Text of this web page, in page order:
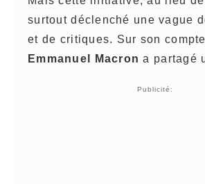
surtout déclenché une vague
et de critiques. Sur son compte
Emmanuel Macron a partagé
Publicité: